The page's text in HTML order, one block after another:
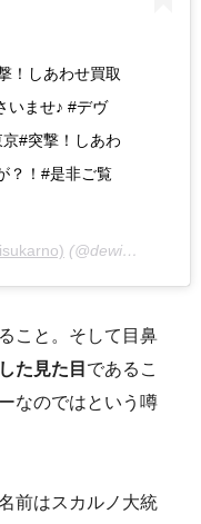
！しあわせ買取
いませ♪ #デヴ
#突撃！しあわ
？！#是非ご覧
(@dewisukarnoofficial) on
こと。そして目鼻
た見た目 であるこ
なのではという噂
前はスカルノ大統